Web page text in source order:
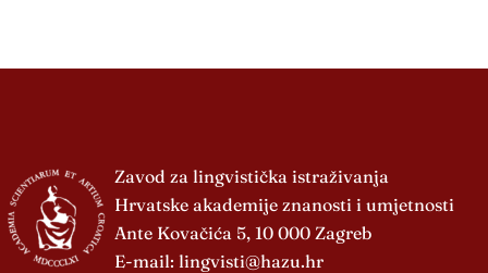
Zavod za lingvistička istraživanja
Hrvatske akademije znanosti i umjetnosti
Ante Kovačića 5, 10 000 Zagreb
E-mail: lingvisti@hazu.hr